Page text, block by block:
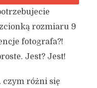
rozmiaru 9
fotografa?!
Jest? Jest!
różni się